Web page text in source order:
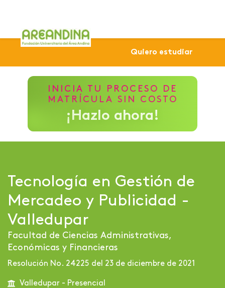
Tecnología en Gestión de
INICIA TU PROCESO DE
MATRÍCULA SIN COSTO
¡Hazlo ahora!
Tecnología en Gestión de
Mercadeo y Publicidad -
Valledupar
Facultad de Ciencias Administrativas,
Económicas y Financieras
Resolución No. 24225 del 23 de diciembre de 2021
Valledupar - Presencial
Quiero estudiar